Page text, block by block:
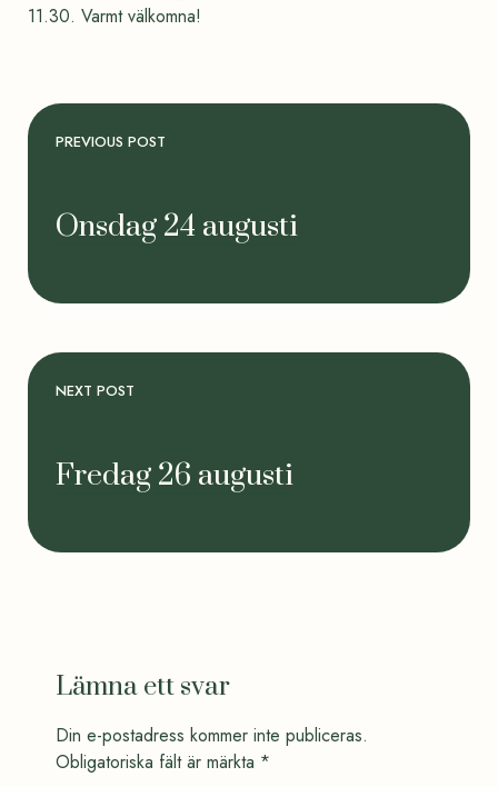
11.30. Varmt välkomna!
PREVIOUS POST
Onsdag 24 augusti
NEXT POST
Fredag 26 augusti
Lämna ett svar
Din e-postadress kommer inte publiceras.
Obligatoriska fält är märkta *